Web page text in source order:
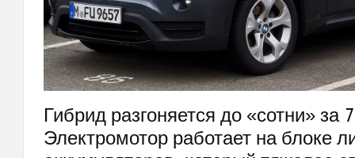
Гибрид разгоняется до «сотни» за
Электромотор работает на блоке